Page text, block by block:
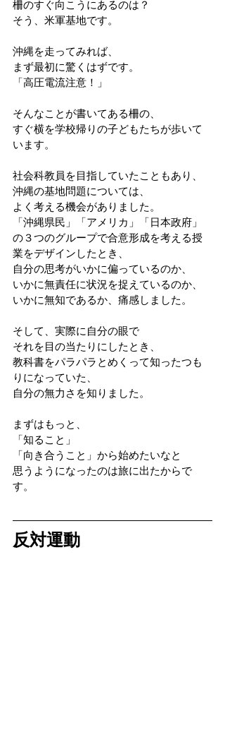
柵のすぐ向こうにあるのは？
そう、米軍基地です。
沖縄を走ってみれば、
まず最初に驚くはずです。
「高圧電流注意！」
そんなことが書いてある柵の、
すぐ横を学校帰りの子どもたちが歩いて
います。
社会科教員を目指していたこともあり、
沖縄の基地問題については、
よく考える機会がありました。
「沖縄県民」「アメリカ」「日本政府」
の３つのグループで合意形成を考える授
業をデザインしたとき、
自分の思考がいかに偏っているのか、
いかに無責任に状況を捉えているのか、
いかに無知であるか、痛感しました。
そして、実際に自分の眼で
それを目の当たりにしたとき、
教科書をパラパラとめくって知ったつも
りになっていた、
自分の無力さを知りました。
まずはもっと、
「知ること」
「向き合うこと」から始めたいなと
思うようになったのは旅に出たからで
す。
反対運動